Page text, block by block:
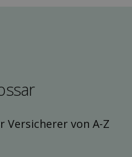
Versicherer von A-Z